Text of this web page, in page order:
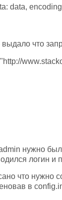
data,
что
нужно
логин и
что нужно
в